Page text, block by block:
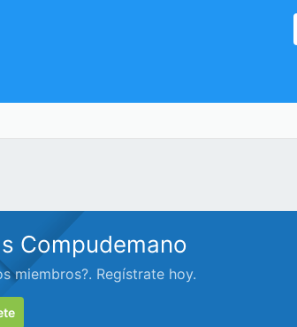
Compudemano
miembros?. Regístrate hoy.